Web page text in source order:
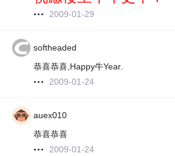
2009-01-29
softheaded
恭喜恭喜,Happy牛Year.
2009-01-24
auex010
恭喜恭喜
2009-01-24